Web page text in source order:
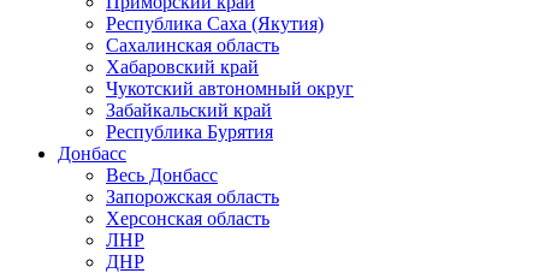
Республика Саха (Якутия)
Сахалинская область
Хабаровский край
Чукотский автономный округ
Забайкальский край
Республика Бурятия
Донбасс
Весь Донбасс
Запорожская область
Херсонская область
ЛНР
ДНР